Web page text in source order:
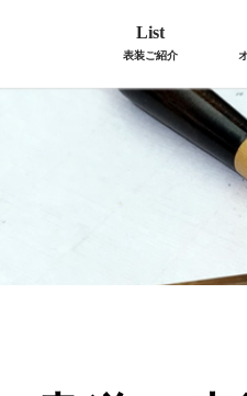
List
表装ご紹介